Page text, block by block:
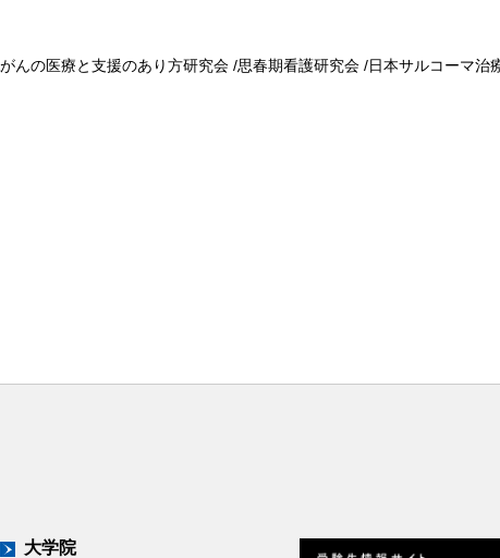
んの医療と支援のあり方研究会 /思春期看護研究会 /日本サルコーマ治
大学院